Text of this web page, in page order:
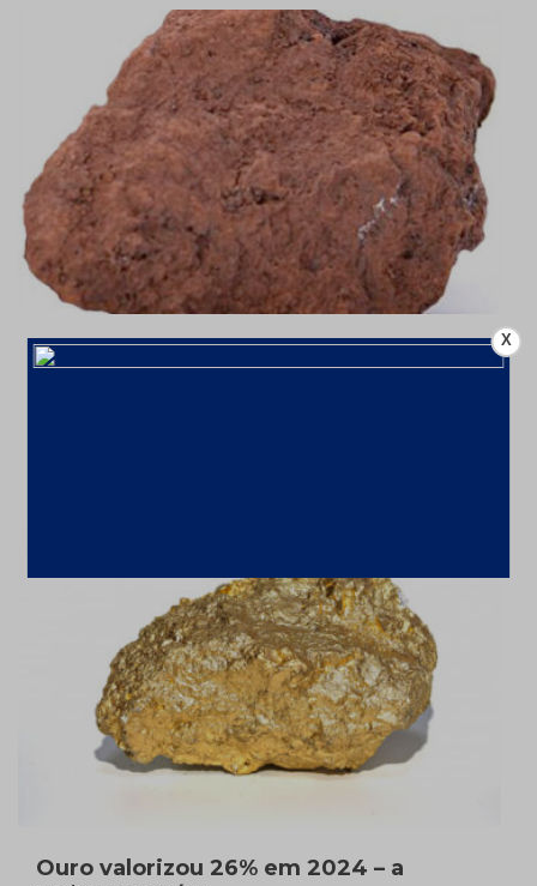
Mineração aumenta faturamento em
Ouro valorizou 26% em 2024 – a
X